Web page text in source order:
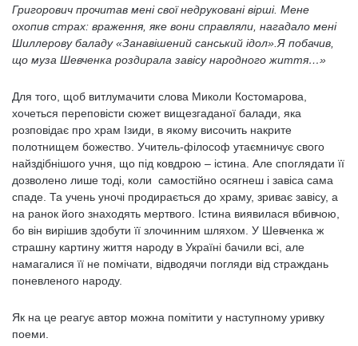
Григорович прочитав мені свої недруковані вірші. Мене
охопив страх: враження, яке вони справляли, нагадало мені
Шиллерову баладу «Занавішений санський ідол».Я побачив,
що муза Шевченка роздирала завісу народного життя…»
Для того, щоб витлумачити слова Миколи Костомарова,
хочеться переповісти сюжет вищезгаданої балади, яка
розповідає про храм Ізиди, в якому височить накрите
полотнищем божество. Учитель-філософ утаємничує свого
найздібнішого учня, що під ковдрою – істина. Але споглядати її
дозволено лише тоді, коли самостійно осягнеш і завіса сама
спаде. Та учень уночі продирається до храму, зриває завісу, а
на ранок його знаходять мертвого. Істина виявилася вбивчою,
бо він вирішив здобути її злочинним шляхом. У Шевченка ж
страшну картину життя народу в Україні бачили всі, але
намагалися її не помічати, відводячи погляди від страждань
поневленого народу.
Як на це реагує автор можна помітити у наступному уривку
поеми.